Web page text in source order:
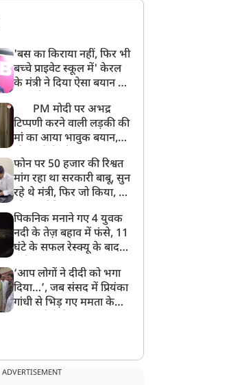
'बस का किराया नहीं, फिर भी
बच्चे प्राइवेट स्कूल में' केरल
के मंत्री ने दिया ऐसा बयान की
PM मोदी पर अभद्र
टिप्पणी करने वाली लड़की की
मां का आया भावुक बयान,
बेटी को गोद लें प्रधानमंत्री
फोन पर 50 हजार की रिश्वत
मांग रहा था सरकारी बाबू, सुन
रहे थे मंत्री, फिर जो किया, वो
पिकनिक मनाने गए 4 युवक
नदी के तेज़ बहाव में फंसे, 11
घंटे के सफल रेस्क्यू के बाद
‘आप लोगों ने दीदी को भगा
दिया…’, जब संसद में प्रियंका
गांधी से भिड़ गए ममता के
ADVERTISEMENT